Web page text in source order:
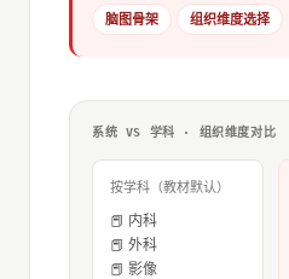
脑图骨架 组织维度选择
系统 VS 学科 · 组织维度对比
按学科（教材默认）
📕 内科
📕 外科
📕 影像